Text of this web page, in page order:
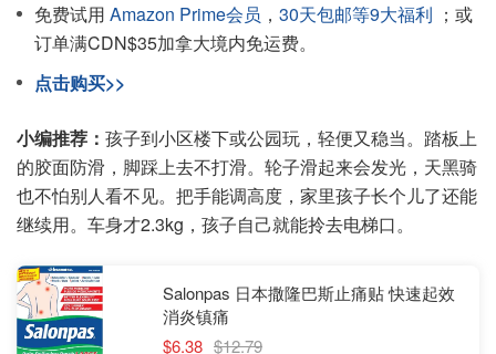
免费试用 Amazon Prime会员 ， 30天包邮等9大福利 ；或
订单满CDN$35加拿大境内免运费。
点击购买>>
小编推荐： 孩子到小区楼下或公园玩，轻便又稳当。踏板上
的胶面防滑，脚踩上去不打滑。轮子滑起来会发光，天黑骑
也不怕别人看不见。把手能调高度，家里孩子长个儿了还能
继续用。车身才2.3kg，孩子自己就能拎去电梯口。
Salonpas 日本撒隆巴斯止痛贴 快速起效
消炎镇痛
$6.38 $12.79